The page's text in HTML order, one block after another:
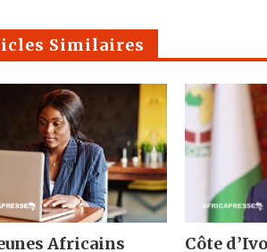
Similaires
Africains
Côte